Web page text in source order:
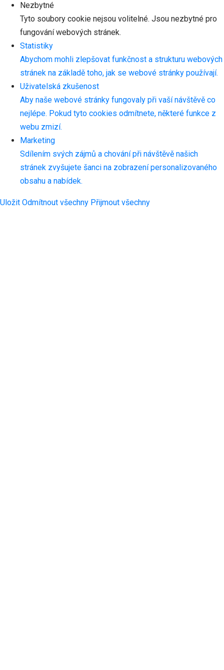
Nezbytné
Tyto soubory cookie nejsou volitelné. Jsou nezbytné pro
fungování webových stránek.
Statistiky
Abychom mohli zlepšovat funkčnost a strukturu webových
stránek na základě toho, jak se webové stránky používají.
Uživatelská zkušenost
Aby naše webové stránky fungovaly při vaší návštěvě co
nejlépe. Pokud tyto cookies odmítnete, některé funkce z
webu zmizí.
Marketing
Sdílením svých zájmů a chování při návštěvě našich
stránek zvyšujete šanci na zobrazení personalizovaného
obsahu a nabídek.
Uložit Odmítnout všechny Přijmout všechny